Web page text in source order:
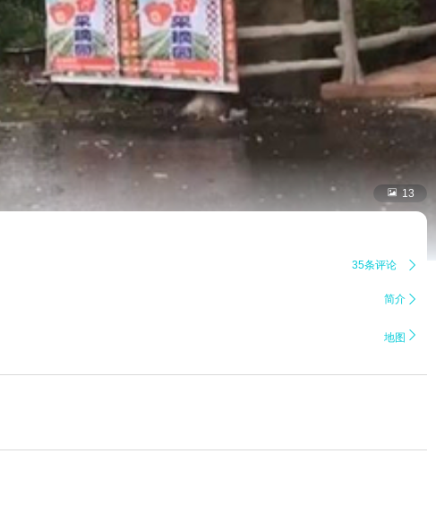
 13
35条评论 
简介 
地图 